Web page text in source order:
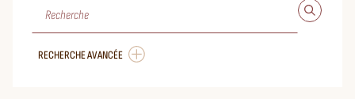
RECHERCHE AVANCÉE